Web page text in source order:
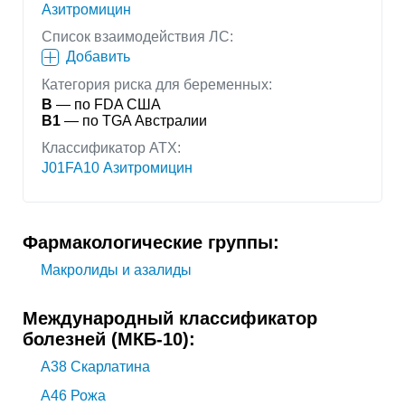
Азитромицин
Список взаимодействия ЛС:
Добавить
Категория риска для беременных:
B — по FDA США
B1 — по TGA Австралии
Классификатор АТХ:
J01FA10 Азитромицин
Фармакологические группы:
Макролиды и азалиды
Международный классификатор
болезней (МКБ-10):
A38 Скарлатина
A46 Рожа